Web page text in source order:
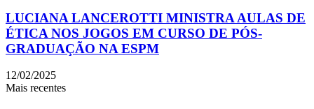
LUCIANA LANCEROTTI MINISTRA AULAS DE
ÉTICA NOS JOGOS EM CURSO DE PÓS-
GRADUAÇÃO NA ESPM
12/02/2025
Mais recentes